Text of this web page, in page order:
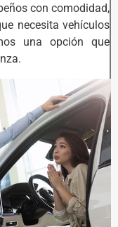
con comodidad,
necesita vehículos
una opción que